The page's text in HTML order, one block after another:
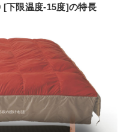
[下限温度-15度]の特長